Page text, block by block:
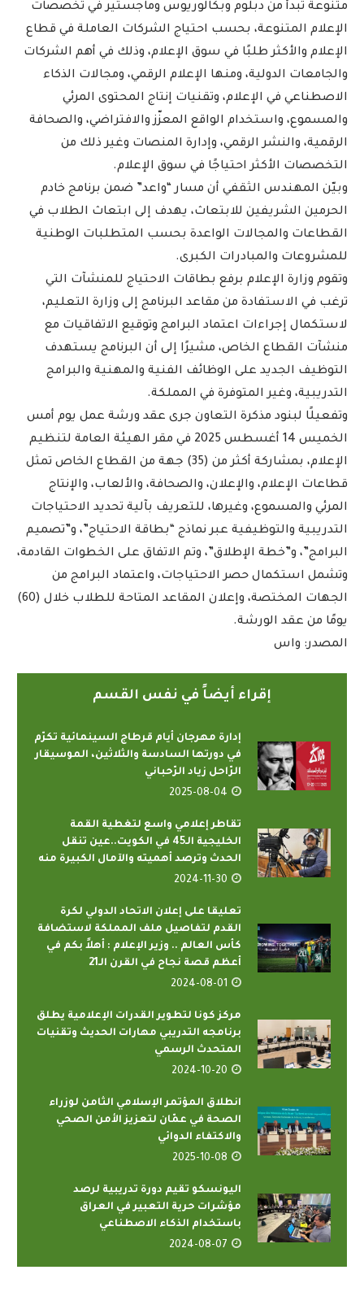
متنوعة تبدأ من دبلوم وبكالوريوس وماجستير في تخصصات
الإعلام المتنوعة، بحسب احتياج الشركات العاملة في قطاع
الإعلام والأكثر طلبًا في سوق الإعلام، وذلك في أهم الشركات
والجامعات الدولية، ومنها الإعلام الرقمي، ومجالات الذكاء
الاصطناعي في الإعلام، وتقنيات إنتاج المحتوى المرئي
والمسموع، واستخدام الواقع المعزّز والافتراضي، والصحافة
الرقمية، والنشر الرقمي، وإدارة المنصات وغير ذلك من
التخصصات الأكثر احتياجًا في سوق الإعلام.
وبيّن المهندس الثقفي أن مسار “واعد” ضمن برنامج خادم
الحرمين الشريفين للابتعاث، يهدف إلى ابتعاث الطلاب في
القطاعات والمجالات الواعدة بحسب المتطلبات الوطنية
للمشروعات والمبادرات الكبرى.
وتقوم وزارة الإعلام برفع بطاقات الاحتياج للمنشآت التي
ترغب في الاستفادة من مقاعد البرنامج إلى وزارة التعليم،
لاستكمال إجراءات اعتماد البرامج وتوقيع الاتفاقيات مع
منشآت القطاع الخاص، مشيرًا إلى أن البرنامج يستهدف
التوظيف الجديد على الوظائف الفنية والمهنية والبرامج
التدريبية، وغير المتوفرة في المملكة.
وتفعيلًا لبنود مذكرة التعاون جرى عقد ورشة عمل يوم أمس
الخميس 14 أغسطس 2025 في مقر الهيئة العامة لتنظيم
الإعلام، بمشاركة أكثر من (35) جهة من القطاع الخاص تمثل
قطاعات الإعلام، والإعلان، والصحافة، والألعاب، والإنتاج
المرئي والمسموع، وغيرها، للتعريف بآلية تحديد الاحتياجات
التدريبية والتوظيفية عبر نماذج “بطاقة الاحتياج”، و”تصميم
البرامج”، و”خطة الإطلاق”، وتم الاتفاق على الخطوات القادمة،
وتشمل استكمال حصر الاحتياجات، واعتماد البرامج من
الجهات المختصة، وإعلان المقاعد المتاحة للطلاب خلال (60)
يومًا من عقد الورشة.
المصدر: واس
إقراء أيضاً في نفس القسم
إدارة مهرجان أيام قرطاج السينمائية تكرّم
في دورتها السادسة والثلاثين، الموسيقار
الرّاحل زياد الرّحباني
2025-08-04
تقاطر إعلامي واسع لتغطية القمة
الخليجية الـ45 في الكويت..عين تنقل
الحدث وترصد أهميته والآمال الكبيرة منه
2024-11-30
تعليقا على إعلان الاتحاد الدولي لكرة
القدم لتفاصيل ملف المملكة لاستضافة
كأس العالم .. وزير الإعلام : أهلاً بكم في
أعظم قصة نجاح في القرن الـ21
2024-08-01
مركز كونا لتطوير القدرات الإعلامية يطلق
برنامجه التدريبي مهارات الحديث وتقنيات
المتحدث الرسمي
2024-10-20
انطلاق المؤتمر الإسلامي الثامن لوزراء
الصحة في عمّان لتعزيز الأمن الصحي
والاكتفاء الدوائي
2025-10-08
اليونسكو تقيم دورة تدريبية لرصد
مؤشرات حرية التعبير في العراق
باستخدام الذكاء الاصطناعي
2024-08-07